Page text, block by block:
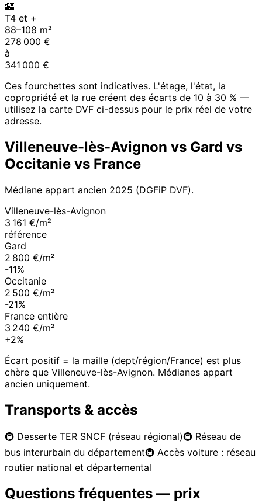
🏰
T4 et +
88–108 m²
278 000 €
à
341 000 €
Ces fourchettes sont indicatives. L'étage, l'état, la
copropriété et la rue créent des écarts de 10 à 30 % —
utilisez la carte DVF ci-dessus pour le prix réel de votre
adresse.
Villeneuve-lès-Avignon vs Gard vs
Occitanie vs France
Médiane appart ancien 2025 (DGFiP DVF).
Villeneuve-lès-Avignon
3 161 €/m²
référence
Gard
2 800 €/m²
-11%
Occitanie
2 500 €/m²
-21%
France entière
3 240 €/m²
+2%
Écart positif = la maille (dept/région/France) est plus
chère que Villeneuve-lès-Avignon. Médianes appart
ancien uniquement.
Transports & accès
🚇 Desserte TER SNCF (réseau régional)🚇 Réseau de
bus interurbain du département🚇 Accès voiture : réseau
routier national et départemental
Questions fréquentes — prix